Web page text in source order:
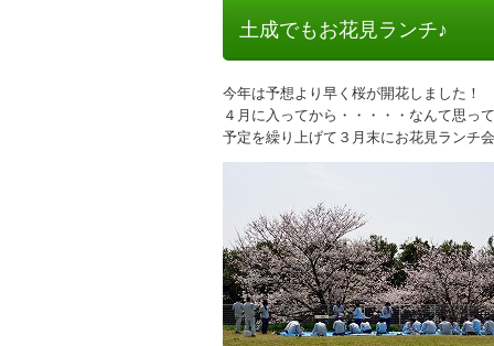
土成でもお花見ランチ♪
今年は予想より早く桜が開花しました！
４月に入ってから・・・・・なんて思っ
予定を繰り上げて３月末にお花見ランチ